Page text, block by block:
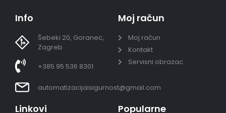
Info
Šebeki 20, Goranec,
Zagreb
+385 95 536 8301
automatizacijaisigurnost@gmail.com
Moj račun
Moj račun
Kontakt
Servisni obrazac
Linkovi Popularne